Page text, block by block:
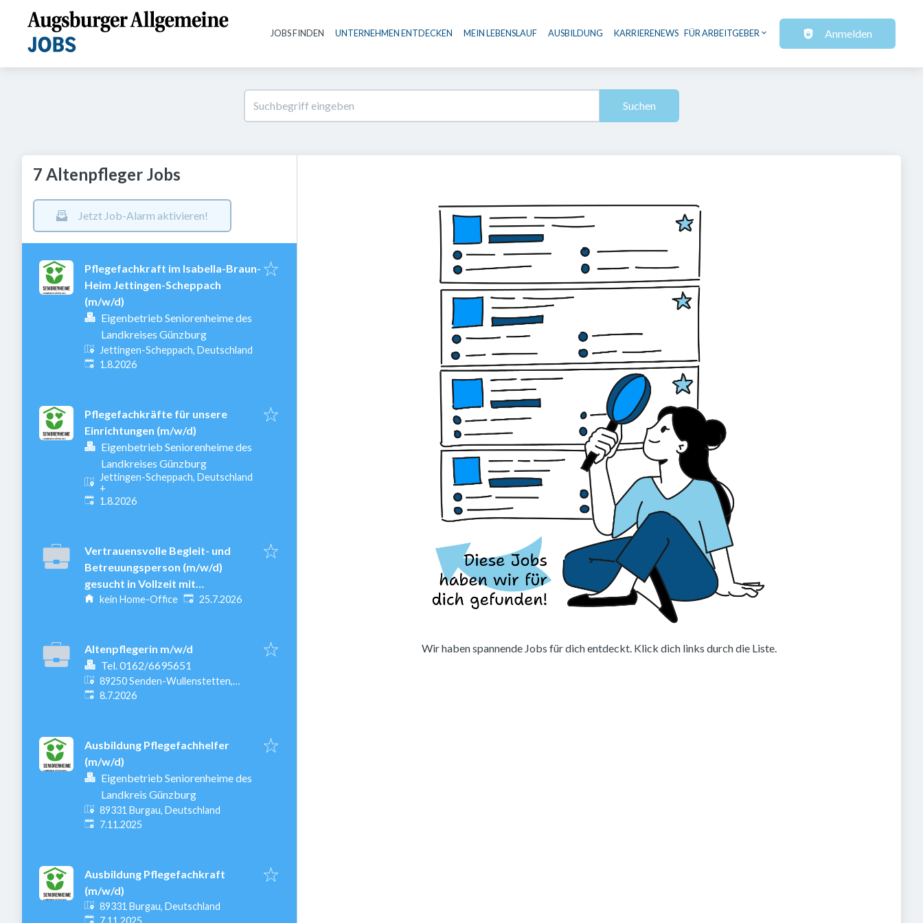
Haupt-Navigation
JOBS FINDEN UNTERNEHMEN ENTDECKEN MEIN LEBENSLAUF AUSBILDUNG KARRIERENEWS FÜR ARBEITGEBER Anmelden
Suchen
7 Altenpfleger Jobs
Jetzt Job-Alarm aktivieren!
Pflegefachkraft im Isabella-Braun-
Heim Jettingen-Scheppach
(m/w/d)
Eigenbetrieb Seniorenheime des
Landkreises Günzburg
Jettingen-Scheppach, Deutschland
Veröffentlicht
1.8.2026
Pflegefachkräfte für unsere
Einrichtungen (m/w/d)
Eigenbetrieb Seniorenheime des
Landkreises Günzburg
Jettingen-Scheppach, Deutschland
+
Veröffentlicht
1.8.2026
Vertrauensvolle Begleit- und
Betreuungsperson (m/w/d)
gesucht in Vollzeit mit
Wohnmöglichkeit
kein Home-Office Veröffentlicht
25.7.2026
Altenpflegerin m/w/d
Tel. 0162/6695651
89250 Senden-Wullenstetten,
Deutschland
Veröffentlicht
8.7.2026
Ausbildung Pflegefachhelfer
(m/w/d)
Eigenbetrieb Seniorenheime des
Landkreis Günzburg
89331 Burgau, Deutschland
Veröffentlicht
7.11.2025
Ausbildung Pflegefachkraft
(m/w/d)
89331 Burgau, Deutschland
Veröffentlicht
7.11.2025
Wir haben spannende Jobs für dich entdeckt. Klick dich links durch die Liste.